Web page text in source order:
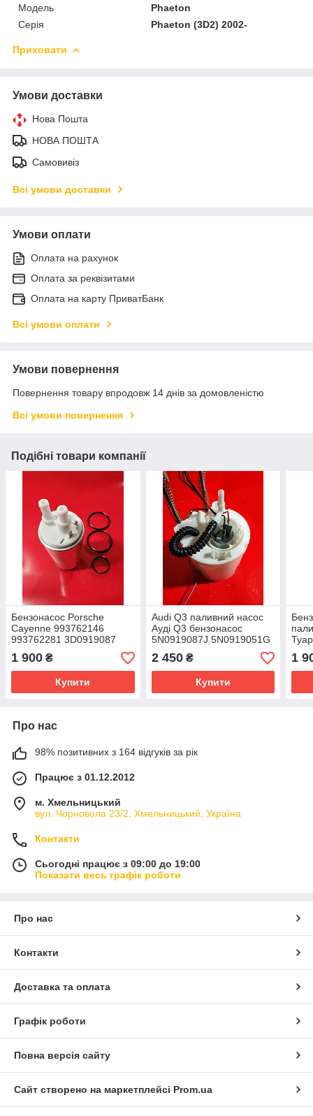
Модель
Phaeton
Серія
Phaeton (3D2) 2002-
Приховати
Умови доставки
Нова Пошта
НОВА ПОШТА
Самовивіз
Всі умови доставки
Умови оплати
Оплата на рахунок
Оплата за реквізитами
Оплата на карту ПриватБанк
Всі умови оплати
Умови повернення
Повернення товару впродовж 14 днів за домовленістю
Всі умови повернення
Подібні товари компанії
Бензонасос Porsche
Cayenne 993762146
993762281 3D0919087
1 900 ₴
Купити
Audi Q3 паливний насос
Ауді Q3 бензонасос
5N0919087J 5N0919051G
5N0919087H 702701210
2 450₴
Купити
1
Про нас
98% позитивних з 164 відгуків за рік
Працює з 01.12.2012
м. Хмельницький
вул. Чорновола 23/2, Хмельницький, Україна
Контакти
Сьогодні працює з 09:00 до 19:00
Показати весь графік роботи
Про нас
Контакти
Доставка та оплата
Графік роботи
Повна версія сайту
Сайт створено на маркетплейсі Prom.ua